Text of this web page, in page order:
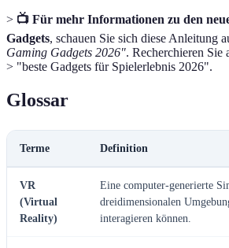
> 📺 Für mehr Informationen zu den
Gadgets, schauen Sie sich diese Anleitung
Gaming Gadgets 2026". Recherchieren Sie
> "beste Gadgets für Spielerlebnis 2026".
Glossar
Terme Definition
VR
(Virtual
Reality)
Eine computer-generierte
dreidimensionalen
interagieren können.